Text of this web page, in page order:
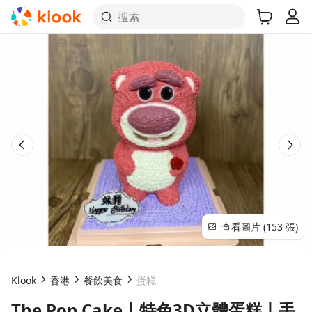
搜索
查看圖片 (153 張)
Klook 香港 餐飲美食 蛋糕